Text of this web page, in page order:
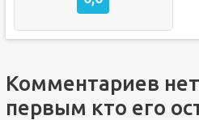
Комментариев
первым кто его